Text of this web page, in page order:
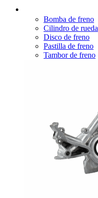
Bomba de freno
Cilindro de rueda
Disco de freno
Pastilla de freno
Tambor de freno